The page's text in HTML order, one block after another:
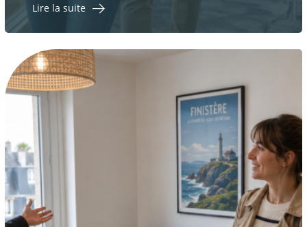
Lire la suite